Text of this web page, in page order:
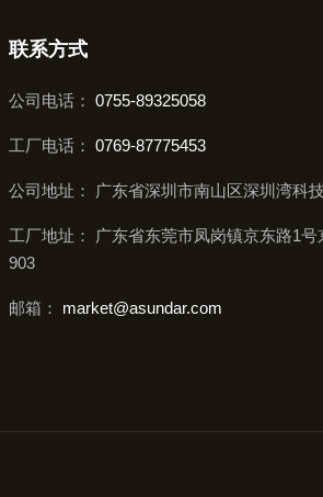
联系方式
公司电话：0755-89325058
工厂电话：0769-87775453
公司地址： 广东省深圳市南山区深圳湾科
工厂地址： 广东省东莞市凤岗镇京东路1
903
邮箱： market@asundar.com